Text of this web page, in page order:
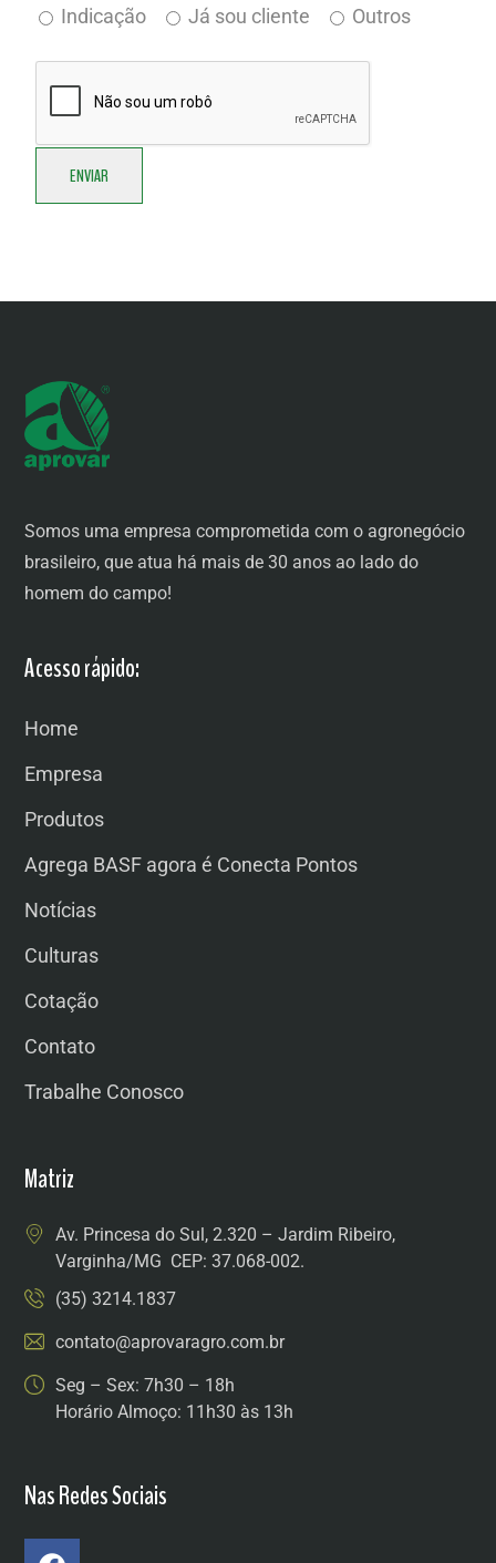
Indicação
Já sou cliente Outros
Somos uma empresa comprometida com o agronegócio
brasileiro, que atua há mais de 30 anos ao lado do
homem do campo!
Acesso rápido:
Home
Empresa
Produtos
Agrega BASF agora é Conecta Pontos
Notícias
Culturas
Cotação
Contato
Trabalhe Conosco
Matriz
Av. Princesa do Sul, 2.320 – Jardim Ribeiro,
Varginha/MG CEP: 37.068-002.
(35) 3214.1837
contato@aprovaragro.com.br
Seg – Sex: 7h30 – 18h
Horário Almoço: 11h30 às 13h
Nas Redes Sociais